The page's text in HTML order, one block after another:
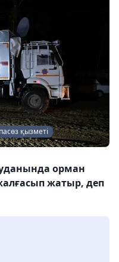
қызметі
орман
жатыр, деп